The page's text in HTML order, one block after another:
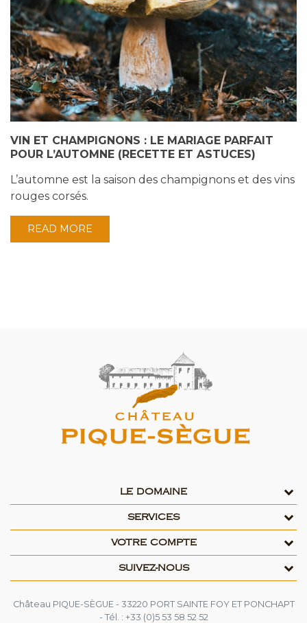
VIN ET CHAMPIGNONS : LE MARIAGE PARFAIT
POUR L’AUTOMNE (RECETTE ET ASTUCES)
L’automne est la saison des champignons et des vins
rouges corsés.
READ MORE
LE DOMAINE
SERVICES
VOTRE COMPTE
SUIVEZ-NOUS
Château PIQUE-SÈGUE - 33220 PORT SAINTE FOY ET PONCHAPT
- Tél. : +33 (0)5 53 58 52 52